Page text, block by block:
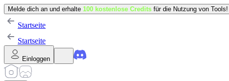
Melde dich an und erhalte 100 kostenlose Credits für die Nutzung von Tools!
Startseite
Startseite
Einloggen